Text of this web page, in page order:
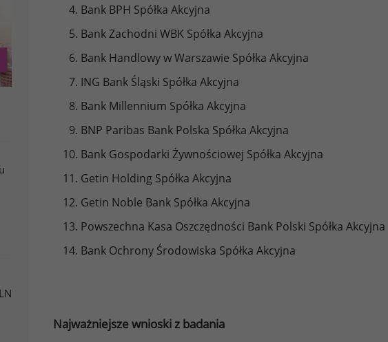
Bank BPH Spółka Akcyjna
Bank Zachodni WBK Spółka Akcyjna
Bank Handlowy w Warszawie Spółka Akcyjna
ING Bank Śląski Spółka Akcyjna
Bank Millennium Spółka Akcyjna
BNP Paribas Bank Polska Spółka Akcyjna
Bank Gospodarki Żywnościowej Spółka Akcyjna
Getin Holding Spółka Akcyjna
Getin Noble Bank Spółka Akcyjna
Powszechna Kasa Oszczędności Bank Polski Spółka Akcyjna
Bank Ochrony Środowiska Spółka Akcyjna
Najważniejsze wnioski z badania